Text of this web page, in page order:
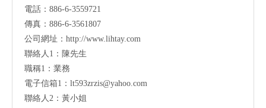
電話：886-6-3559721
傳真：886-6-3561807
公司網址： http://www.lihtay.com
聯絡人1：陳先生
職稱1：業務
電子信箱1：lt593zrzis@yahoo.com
聯絡人2：黃小姐